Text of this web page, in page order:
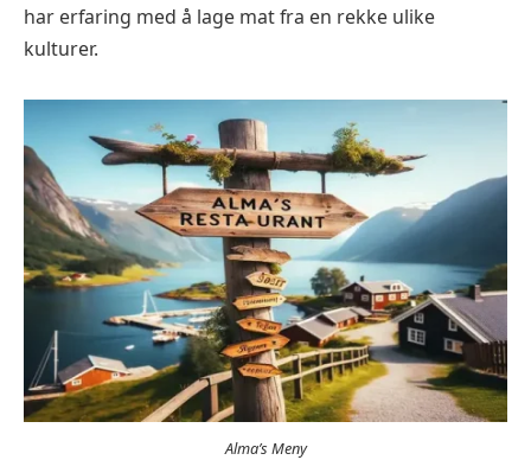
har erfaring med å lage mat fra en rekke ulike
kulturer.
Alma’s Meny